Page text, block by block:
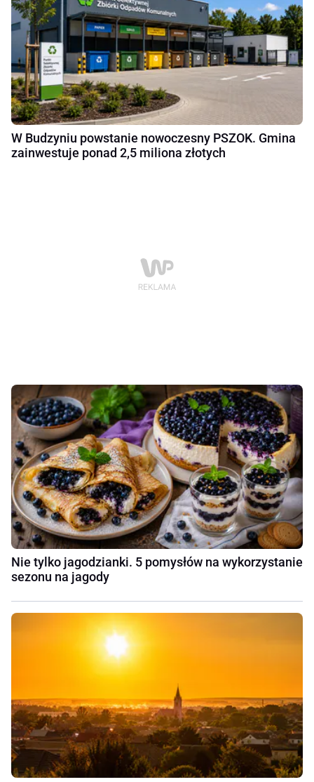
W Budzyniu powstanie nowoczesny PSZOK. Gmina
zainwestuje ponad 2,5 miliona złotych
Nie tylko jagodzianki. 5 pomysłów na wykorzystanie
sezonu na jagody